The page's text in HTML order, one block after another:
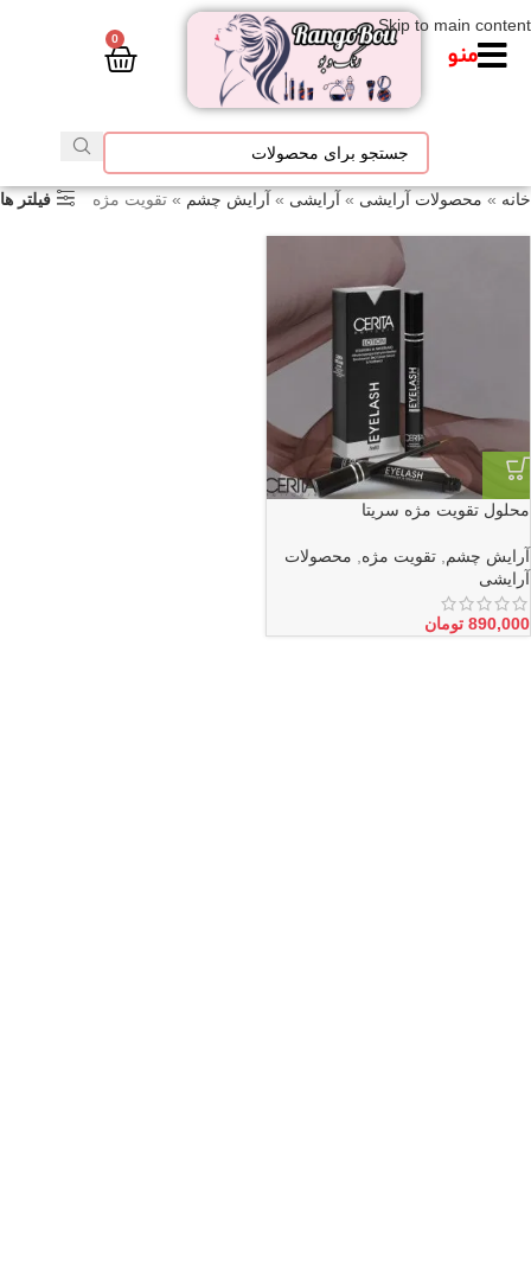
Skip to main content
منو
0
خانه » محصولات آرایشی » آرایشی » آرایش چشم » تقویت مژه فیلتر ها
محلول تقویت مژه سریتا
آرایش چشم, تقویت مژه, محصولات
آرایشی
890,000 تومان